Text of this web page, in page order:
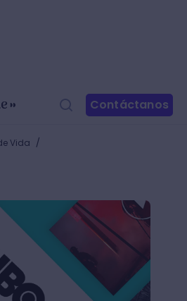
Contáctanos
Vida /
de HBO y docuseries